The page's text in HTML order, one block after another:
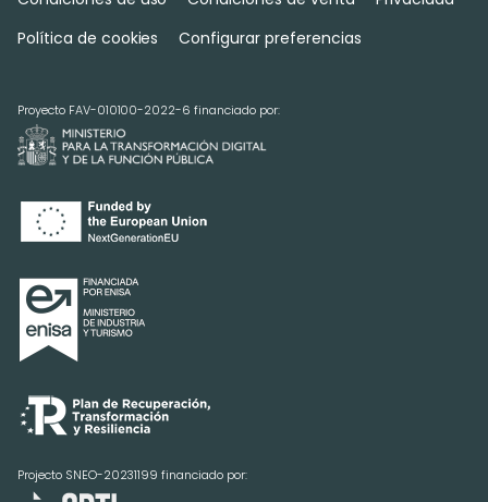
Política de cookies
Configurar preferencias
Proyecto FAV-010100-2022-6 financiado por:
Projecto SNEO-20231199 financiado por: